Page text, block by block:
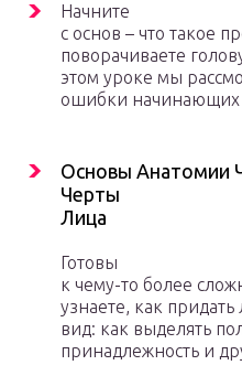
Начните
с основ – что такое
поворачиваете
этом уроке мы
ошибки начинающих
Основы Анатомии
Черты
Лица
Готовы
к чему-то более
узнаете, как
вид: как выделять
принадлежность и